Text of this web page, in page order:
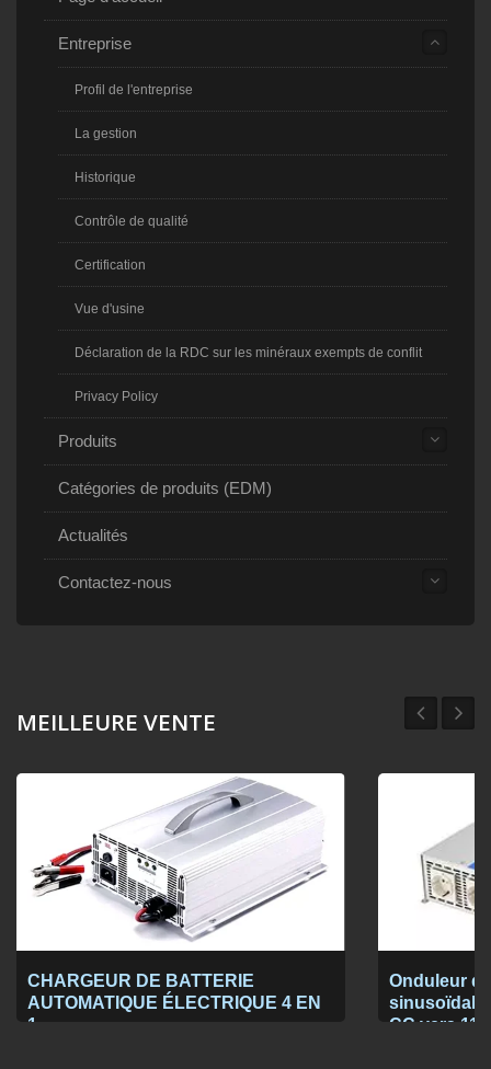
Entreprise
Profil de l'entreprise
La gestion
Historique
Contrôle de qualité
Certification
Vue d'usine
Déclaration de la RDC sur les minéraux exempts de conflit
Privacy Policy
Produits
Catégories de produits (EDM)
Actualités
Contactez-nous
MEILLEURE VENTE
CHARGEUR DE BATTERIE
AUTOMATIQUE ÉLECTRIQUE 4 EN
1
Onduleur
sinusoïdale
CC vers